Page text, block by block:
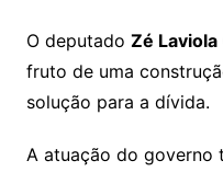
O deputado Zé Laviola
fruto de uma
solução para a dívida.
A atuação do governo